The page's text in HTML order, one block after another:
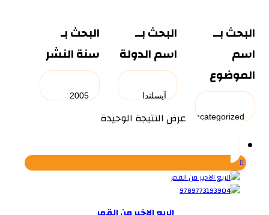
البحث بــ
اسم
الموضوع
البحث بــ
اسم الدولة
البحث بـ
سنة النشر
عرض النتيجة الوحيدة